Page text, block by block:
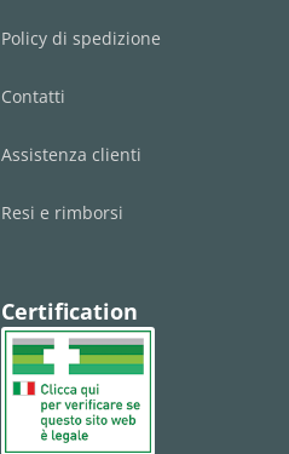
Policy di spedizione
Contatti
Assistenza clienti
Resi e rimborsi
Certification